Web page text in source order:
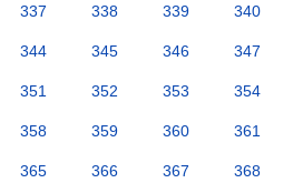
337 338 339 340
344 345 346 347
351 352 353 354
358 359 360 361
365 366 367 368